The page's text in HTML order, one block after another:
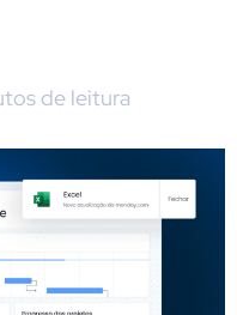
de leitura